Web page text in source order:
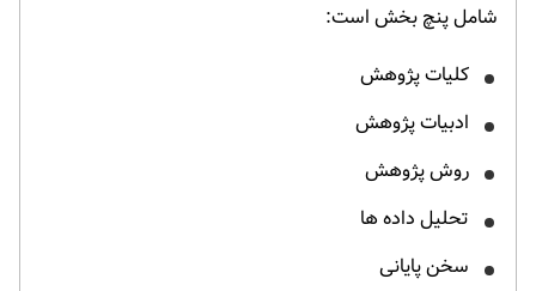
شامل پنچ بخش است:
کلیات پژوهش
ادبیات پژوهش
روش پژوهش
تحلیل داده ها
سخن پایانی